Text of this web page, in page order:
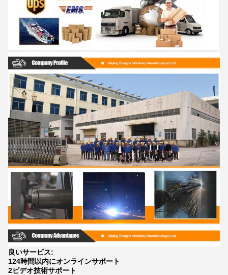
良いサービス:
124時間以内にオンラインサポート
2ビデオ技術サポート